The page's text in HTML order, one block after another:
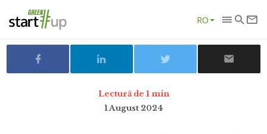
RO
Lectură de 1 min
1 August 2024